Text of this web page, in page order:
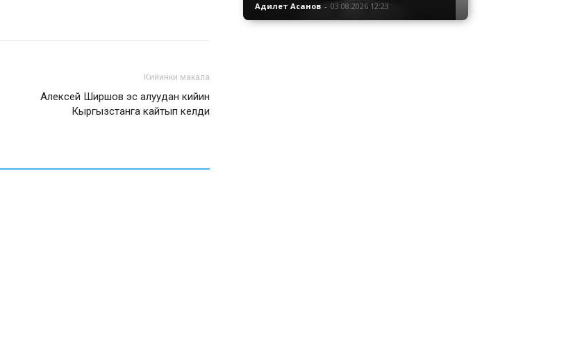
Кийинки макала
Алексей Ширшов эс алуудан кийин
Кыргызстанга кайтып келди
Адилет Асанов - 03.08.2026 12:23